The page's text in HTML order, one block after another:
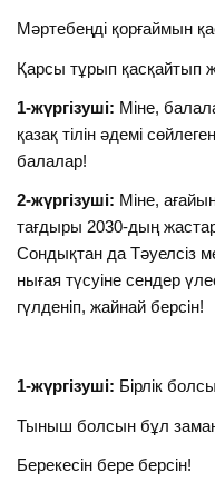
Мәртебеңді қорғаймын
Қарсы тұрып қасқайтып
1-жүргізуші: Міне,
қазақ тілін әдемі
балалар!
2-жүргізуші: Міне,
тағдыры 2030-дың
Сондықтан да Тәуелсіз
нығая түсуіне сендер
гүлденіп, жайнай берсін!
1-жүргізуші: Бірлік
Тыныш болсын бұл
Берекесін бере берсін!